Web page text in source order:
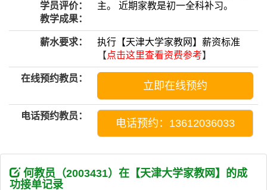
学员评价：
教学成果：
主。 近期家教是初一全科补习。
薪水要求：
执行【天津大学家教网】薪资标准
【点击这里查看资费参考】
在线预约教员：
立即在线预约
电话预约教员：
电话预约：13612036033
何教员（2003431）在【天津大学家教网】的成
功接单记录